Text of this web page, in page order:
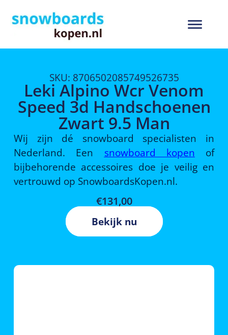
SKU: 8706502085749526735
Leki Alpino Wcr Venom
Speed 3d Handschoenen
Zwart 9.5 Man
Wij zijn dé snowboard specialisten in
Nederland. Een snowboard kopen of
bijbehorende accessoires doe je veilig en
vertrouwd op SnowboardsKopen.nl.
€131,00
Bekijk nu